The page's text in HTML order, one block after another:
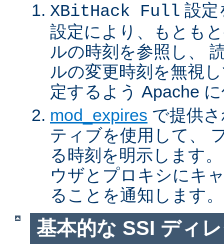
XBitHack Full 設定
設定により、もとも
ルの時刻を参照し、
ルの変更時刻を無視
定するよう Apache
mod_expires で提供
ティブを使用して、
る時刻を明示します
ウザとプロキシにキ
ることを通知します。
基本的な SSI ディ